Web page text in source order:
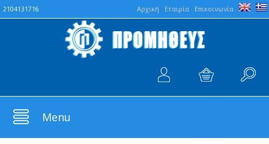
Aρχική Εταιρία Επικοινωνία
2104131716
Menu